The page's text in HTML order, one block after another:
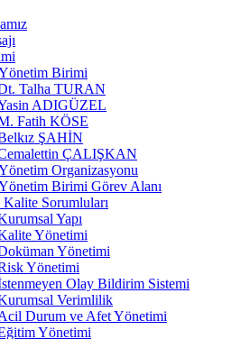
Birimi
Talha TURAN
ADIGÜZEL
Fatih KÖSE
ŞAHİN
ÇALIŞKAN
Organizasyonu
Birimi Görev Alanı
Sorumluları
Yapı
Yönetimi
Yönetimi
Yönetimi
Olay Bildirim Sistemi
Verimlilik
Durum ve Afet Yönetimi
Yönetimi